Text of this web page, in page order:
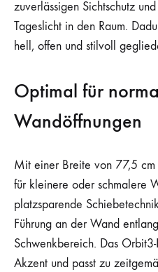
zuverlässigen Sichtschutz
Tageslicht in den Raum.
hell, offen und stilvoll
Optimal für
Wandöffnungen
Mit einer Breite von 77,5 cm
für kleinere oder schmalere
platzsparende
Führung an der Wand
Schwenkbereich. Das
Akzent und passt zu